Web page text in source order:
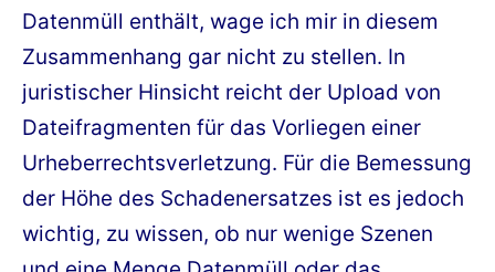
Datenmüll enthält, wage ich mir in diesem
Zusammenhang gar nicht zu stellen. In
juristischer Hinsicht reicht der Upload von
Dateifragmenten für das Vorliegen einer
Urheberrechtsverletzung. Für die Bemessung
der Höhe des Schadenersatzes ist es jedoch
wichtig, zu wissen, ob nur wenige Szenen